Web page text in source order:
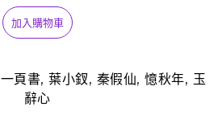
加入購物車
一頁書, 葉小釵, 秦假仙, 憶秋年, 玉
辭心